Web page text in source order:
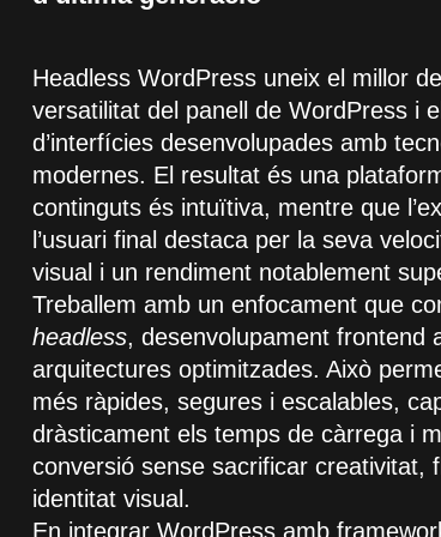
Headless WordPress uneix el millor
versatilitat del panell de WordPress i
d’interfícies desenvolupades amb
modernes. El resultat és una
continguts és intuïtiva, mentre que
l’usuari final destaca per la seva
visual i un rendiment notablement
Treballem amb un enfocament que
headless, desenvolupament frontend
arquitectures optimitzades. Això
més ràpides, segures i escalables,
dràsticament els temps de càrrega i
conversió sense sacrificar creativitat,
identitat visual.
En integrar WordPress amb